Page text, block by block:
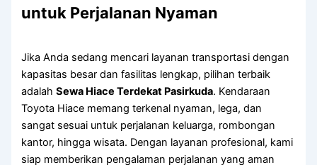
untuk Perjalanan Nyaman
Jika Anda sedang mencari layanan transportasi dengan
kapasitas besar dan fasilitas lengkap, pilihan terbaik
adalahSewa Hiace Terdekat Pasirkuda. Kendaraan
Toyota Hiace memang terkenal nyaman, lega, dan
sangat sesuai untuk perjalanan keluarga, rombongan
kantor, hingga wisata. Dengan layanan profesional, kami
siap memberikan pengalaman perjalanan yang aman